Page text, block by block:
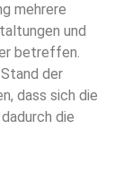
mehrere
und
betreffen.
der
dass sich die
die